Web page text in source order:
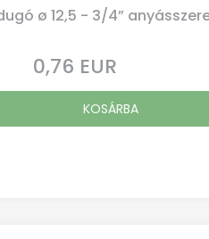
ø 12,5 - 3/4”
Ár
0,76 EUR
KOSÁRBA